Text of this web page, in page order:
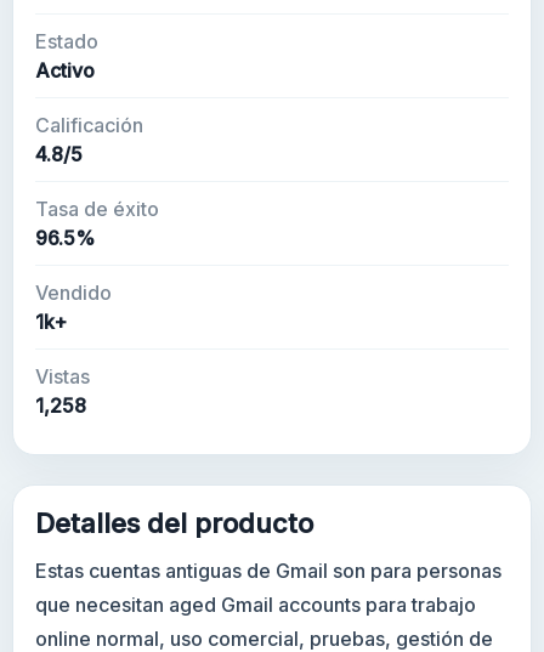
Estado
Activo
Calificación
4.8/5
Tasa de éxito
96.5%
Vendido
1k+
Vistas
1,258
Detalles del producto
Estas cuentas antiguas de Gmail son para personas
que necesitan aged Gmail accounts para trabajo
online normal, uso comercial, pruebas, gestión de